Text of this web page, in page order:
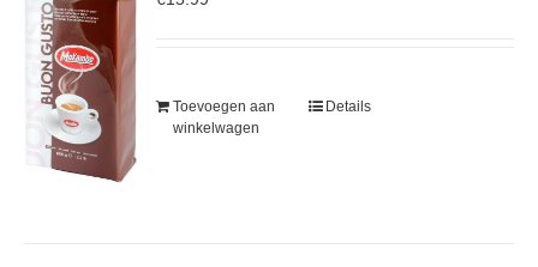
Toevoegen aan
winkelwagen
Details